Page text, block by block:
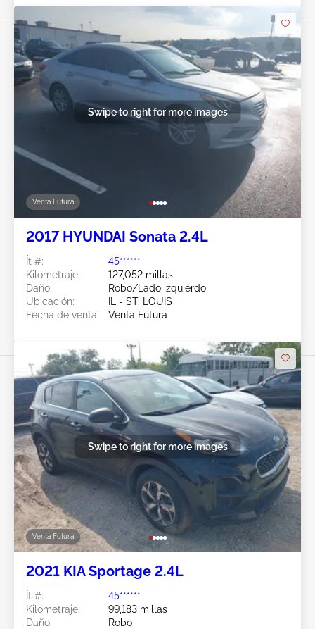
Venta Futura
Swipe to right for more images
2017 HYUNDAI Sonata 2.4L
Ít #:
45******
Kilometraje:
127,052 millas
Daño:
Robo/Lado izquierdo
Ubicación:
IL - ST. LOUIS
Fecha de venta:
Venta Futura
Venta Futura
Swipe to right for more images
2021 KIA Sportage 2.4L
Ít #:
45******
Kilometraje:
99,183 millas
Daño:
Robo